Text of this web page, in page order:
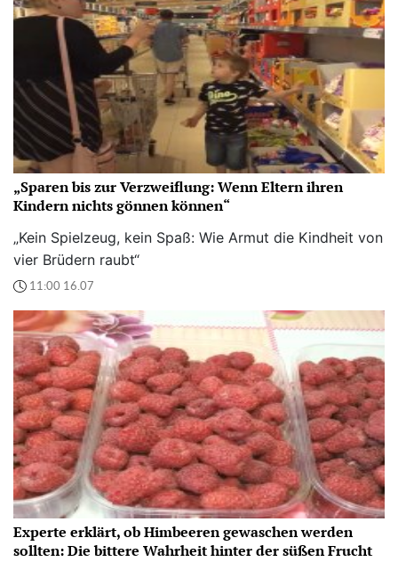
„Sparen bis zur Verzweiflung: Wenn Eltern ihren
Kindern nichts gönnen können“
„Kein Spielzeug, kein Spaß: Wie Armut die Kindheit von
vier Brüdern raubt“
11:00 16.07
Experte erklärt, ob Himbeeren gewaschen werden
sollten: Die bittere Wahrheit hinter der süßen Frucht